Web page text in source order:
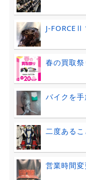
J-FORCEⅡ
春の買取祭
バイクを
二度あるこ
営業時間